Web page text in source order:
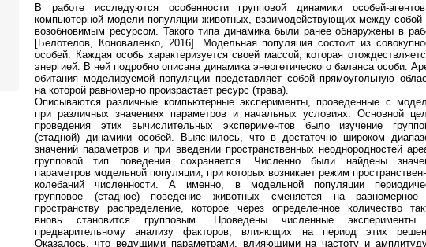
В работе исследуются особенности групповой динамики особей-
компьютерной модели популяции животных, взаимодействующих между собой
возобновимым ресурсом. Такого типа динамика были ранее обнаружены в
[Белотелов, Коноваленко, 2016]. Модельная популяция состоит из
особей. Каждая особь характеризуется своей массой, которая
энергией. В ней подробно описана динамика энергетического баланса особи.
обитания моделируемой популяции представляет собой прямоугольную
на которой равномерно произрастает ресурс (трава).
Описываются различные компьютерные эксперименты, проведенные с
при различных значениях параметров и начальных условиях. Основной
проведения этих вычислительных экспериментов было изучение
(стадной) динамики особей. Выяснилось, что в достаточно широком
значений параметров и при введении пространственных неоднородностей
групповой тип поведения сохраняется. Численно были найдены
параметров модельной популяции, при которых возникает режим
колебаний численности. А именно, в модельной популяции
групповое (стадное) поведение животных сменяется на
пространству распределение, которое через определенное количество
вновь становится групповым. Проведены численные эксперименты
предварительному анализу факторов, влияющих на период этих
Оказалось, что ведущими параметрами, влияющими на частоту и